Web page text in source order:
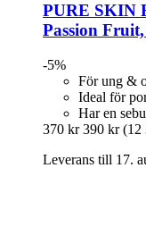
PURE SKIN
Passion
-5%
För ung &
Ideal för
Har en
370 kr 390 kr (12
Leverans till 17.